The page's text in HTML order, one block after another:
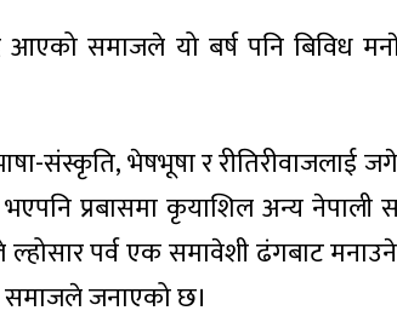
आएको समाजले यो बर्ष पनि बिविध
संस्कृति, भेषभूषा र रीतिरीवाजलाई
भएपनि प्रबासमा कृयाशिल अन्य
पर्व एक समावेशी ढंगबाट
समाजले जनाएको छ।